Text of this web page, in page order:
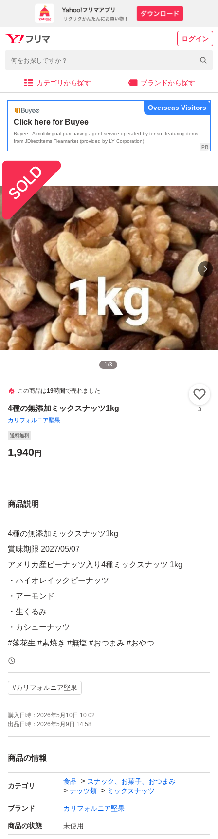
ログイン
カテゴリから探す ブランドから探す
Click here for Buyee
Buyee - A multilingual purchasing agent service operated by tenso, featuring items
from JDirectItems Fleamarket (provided by LY Corporation)
Overseas Visitors
1/3
この商品は19時間で売れました
4種の無添加ミックスナッツ1kg
カリフォルニア堅果
3
送料無料
1,940円
商品説明
4種の無添加ミックスナッツ1kg
賞味期限 2027/05/07
アメリカ産ピーナッツ入り4種ミックスナッツ 1kg
・ハイオレイックピーナッツ
・アーモンド
・生くるみ
・カシューナッツ
#落花生 #素焼き #無塩 #おつまみ #おやつ
#大容量 #チャック付き#ミックスナッツ#くるみ#アーモ
ンド#カシューナッツ#ピーナッツ#カリフォルニア堅果
#カリフォルニア堅果
購入日時： 2026年5月10日 10:02
出品日時： 2026年5月9日 14:58
商品の情報
カテゴリ
食品
スナック、お菓子、おつまみ
ナッツ類
ミックスナッツ
ブランド カリフォルニア堅果
商品の状態 未使用